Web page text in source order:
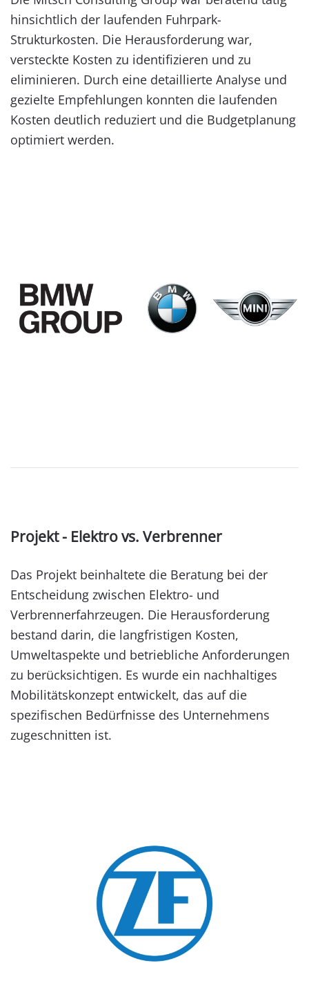
hinsichtlich der laufenden Fuhrpark-
Strukturkosten. Die Herausforderung war,
versteckte Kosten zu identifizieren und zu
eliminieren. Durch eine detaillierte Analyse und
gezielte Empfehlungen konnten die laufenden
Kosten deutlich reduziert und die Budgetplanung
optimiert werden.
Projekt - Elektro vs. Verbrenner
Das Projekt beinhaltete die Beratung bei der
Entscheidung zwischen Elektro- und
Verbrennerfahrzeugen. Die Herausforderung
bestand darin, die langfristigen Kosten,
Umweltaspekte und betriebliche Anforderungen
zu berücksichtigen. Es wurde ein nachhaltiges
Mobilitätskonzept entwickelt, das auf die
spezifischen Bedürfnisse des Unternehmens
zugeschnitten ist.